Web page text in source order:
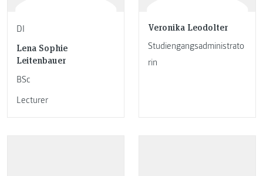
DI
Lena Sophie
Leitenbauer
BSc
Lecturer
Veronika Leodolter
Studiengangsadministrato
rin